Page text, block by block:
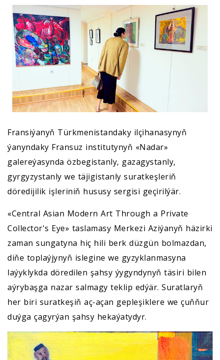
Fransiýanyň Türkmenistandaky ilçihanasynyň
ýanyndaky Fransuz institutynyň «Nadar»
galereýasynda özbegistanly, gazagystanly,
gyrgyzystanly we täjigistanly suratkeşleriň
döredijilik işleriniň hususy sergisi geçirilýär.
«Central Asian Modern Art Through a Private
Collector's Eye» taslamasy Merkezi Aziýanyň häzirki
zaman sungatyna hiç hili berk düzgün bolmazdan,
diňe toplaýjynyň islegine we gyzyklanmasyna
laýyklykda döredilen şahsy ýygyndynyň täsiri bilen
aýrybaşga nazar salmagy teklip edýär. Suratlaryň
her biri suratkeşiň aç-açan gepleşiklere we çuňňur
duýga çagyrýan şahsy hekaýatydyr.